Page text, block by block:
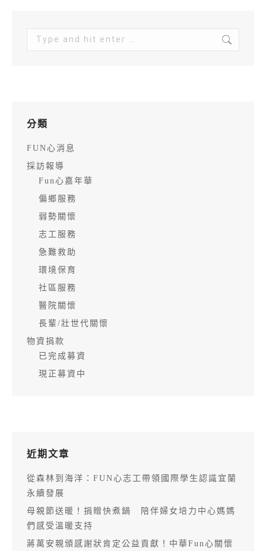
Search:
分類
FUN心消息
採訪報導
Fun心嘉年華
偏鄉服務
弱勢關懷
志工服務
急難救助
環境保育
社區服務
醫院關懷
長輩/壯世代關懷
物資捐款
已完成募資
現正募資中
近期文章
從森林到海洋：FUN心志工帶領國際學生認識宜蘭
永續發展
母親節送暖！捐贈快煮鍋 陪伴婦女培力中心媽媽
們感受溫暖支持
蔣萬安親頒感謝狀肯定公益貢獻！中華Fun心關懷